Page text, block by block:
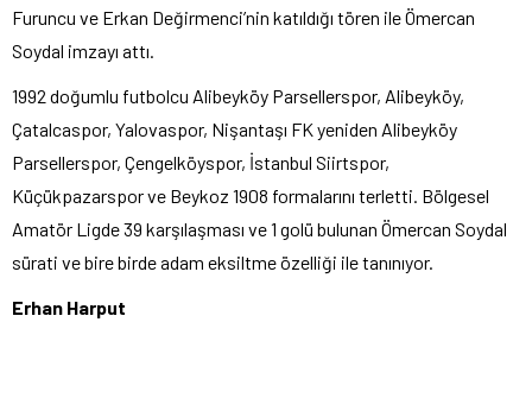
Furuncu ve Erkan Değirmenci’nin katıldığı tören ile Ömercan
Soydal imzayı attı.
1992 doğumlu futbolcu Alibeyköy Parsellerspor, Alibeyköy,
Çatalcaspor, Yalovaspor, Nişantaşı FK yeniden Alibeyköy
Parsellerspor, Çengelköyspor, İstanbul Siirtspor,
Küçükpazarspor ve Beykoz 1908 formalarını terletti. Bölgesel
Amatör Ligde 39 karşılaşması ve 1 golü bulunan Ömercan Soydal
sürati ve bire birde adam eksiltme özelliği ile tanınıyor.
Erhan Harput